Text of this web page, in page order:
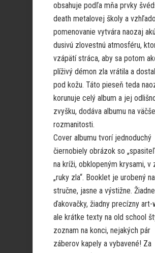
obsahuje podľa mňa prvky
death metalovej školy a
pomenovanie vytvára naozaj
dusivú zlovestnú atmosféru,
vzápätí stráca, aby sa potom
plíživý démon zla vrátila a
pod kožu. Táto pieseň teda
korunuje celý album a jej
zvyšku, dodáva albumu na
rozmanitosti.
Cover albumu tvorí jednoduchý
čiernobiely obrázok so
na kríži, obklopeným krysami, v
„ruky zla“. Booklet je urobený
stručne, jasne a výstižne.
ďakovačky, žiadny precízny art-
ale krátke texty na old school
zoznam na konci, nejakých pár
záberov kapely a vybavené! Za